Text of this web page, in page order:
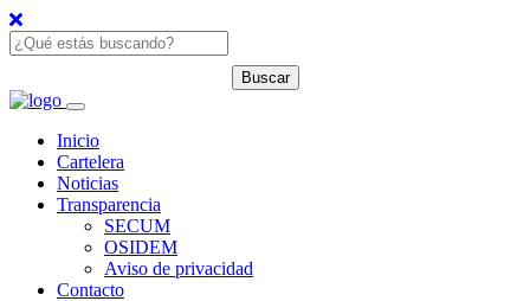
Inicio
Cartelera
Noticias
Transparencia
SECUM
OSIDEM
Aviso de privacidad
Contacto